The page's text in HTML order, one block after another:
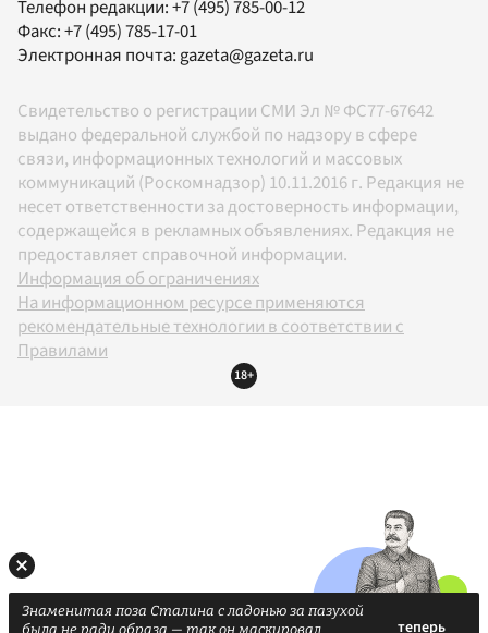
Телефон редакции:+7 (495) 785-00-12
Факс:+7 (495) 785-17-01
Электронная почта:gazeta@gazeta.ru
Свидетельство о регистрации СМИ Эл № ФС77-67642
выдано федеральной службой по надзору в сфере
связи, информационных технологий и массовых
коммуникаций (Роскомнадзор) 10.11.2016 г. Редакция не
несет ответственности за достоверность информации,
содержащейся в рекламных объявлениях. Редакция не
предоставляет справочной информации.
Информация об ограничениях
На информационном ресурсе применяются
рекомендательные технологии в соответствии с
Правилами
18+
Знаменитая поза Сталина с ладонью за пазухой
была не ради образа — так он маскировал